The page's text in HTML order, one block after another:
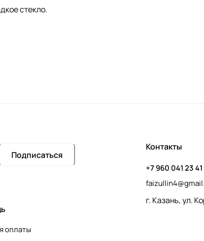
стекло.
Подписаться
оплаты
Контакты
+7 960 041 23 41
г. Казань, ул.